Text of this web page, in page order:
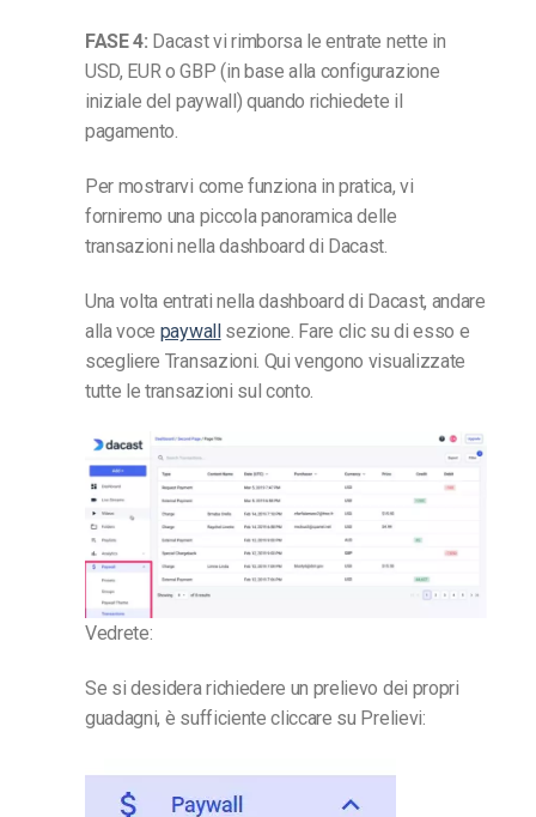
FASE 4: Dacast vi rimborsa le entrate nette in
USD, EUR o GBP (in base alla configurazione
iniziale del paywall) quando richiedete il
pagamento.
Per mostrarvi come funziona in pratica, vi
forniremo una piccola panoramica delle
transazioni nella dashboard di Dacast.
Una volta entrati nella dashboard di Dacast, andare
alla voce paywallsezione. Fare clic su di esso e
scegliere Transazioni. Qui vengono visualizzate
tutte le transazioni sul conto.
Vedrete:
Se si desidera richiedere un prelievo dei propri
guadagni, è sufficiente cliccare su Prelievi: